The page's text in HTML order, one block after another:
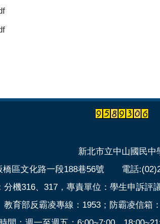
新北市立中山國民中
橋區文化路一段188巷56號 電話
分機316、317，專責單位：學生申訴評
教育部反霸凌專線：1953；防霸凌信箱